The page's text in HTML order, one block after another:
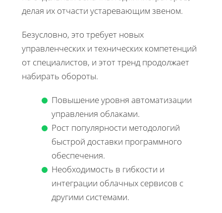
делая их отчасти устаревающим звеном.
Безусловно, это требует новых
управленческих и технических компетенций
от специалистов, и этот тренд продолжает
набирать обороты.
Повышение уровня автоматизации
управления облаками.
Рост популярности методологий
быстрой доставки программного
обеспечения.
Необходимость в гибкости и
интеграции облачных сервисов с
другими системами.